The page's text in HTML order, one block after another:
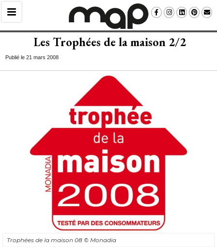
Les Trophées de la maison 2/2
Publié le 21 mars 2008
Trophées de la maison 08 © Monadia